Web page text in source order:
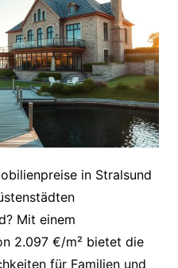
in Stralsund
Mit einem
2.097 €/m² bietet die
für Familien und